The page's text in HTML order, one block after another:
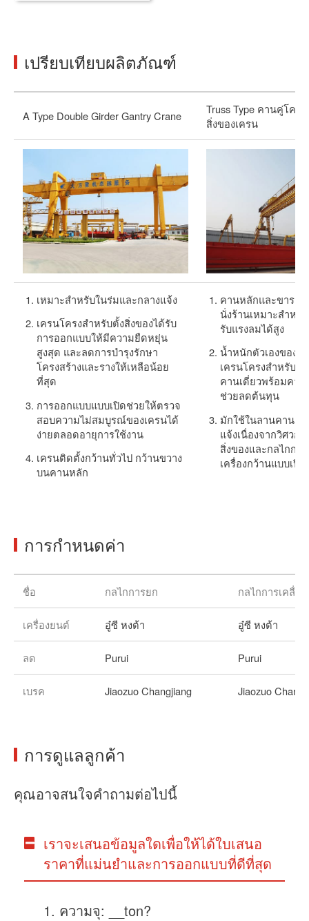
เปรียบเทียบผลิตภัณฑ์
A Type Double Girder Gantry Crane
Truss Type คานคู่โคร
สิ่งของเครน
เหมาะสำหรับในร่มและกลางแจ้ง
เครนโครงสำหรับตั้งสิ่งของได้รับ
การออกแบบให้มีความยืดหยุ่น
สูงสุด และลดการบำรุงรักษา
โครงสร้างและรางให้เหลือน้อย
ที่สุด
การออกแบบแบบเปิดช่วยให้ตรวจ
สอบความไม่สมบูรณ์ของเครนได้
ง่ายตลอดอายุการใช้งาน
เครนติดตั้งกว้านทั่วไป กว้านขวาง
บนคานหลัก
คานหลักและขารอง
นั่งร้านเหมาะสำหรั
รับแรงลมได้สูง
น้ำหนักตัวเองของเ
เครนโครงสำหรับตั้
คานเดี่ยวพร้อมคาน
ช่วยลดต้นทุน
มักใช้ในลานคานค
แจ้งเนื่องจากวิศวก
สิ่งของและกลไกกา
เครื่องกว้านแบบเปิด
การกำหนดค่า
ชื่อ กลไกการยก กลไกการเคลื่อ
เครื่องยนต์ อู๋ซี หงต้า อู๋ซี หงต้า
ลด Purui Purui
เบรค Jiaozuo Changjiang Jiaozuo
การดูแลลูกค้า
คุณอาจสนใจคำถามต่อไปนี้
เราจะเสนอข้อมูลใดเพื่อให้ได้ใบเสนอ
ราคาที่แม่นยำและการออกแบบที่ดีที่สุด
ความจุ: __ton?